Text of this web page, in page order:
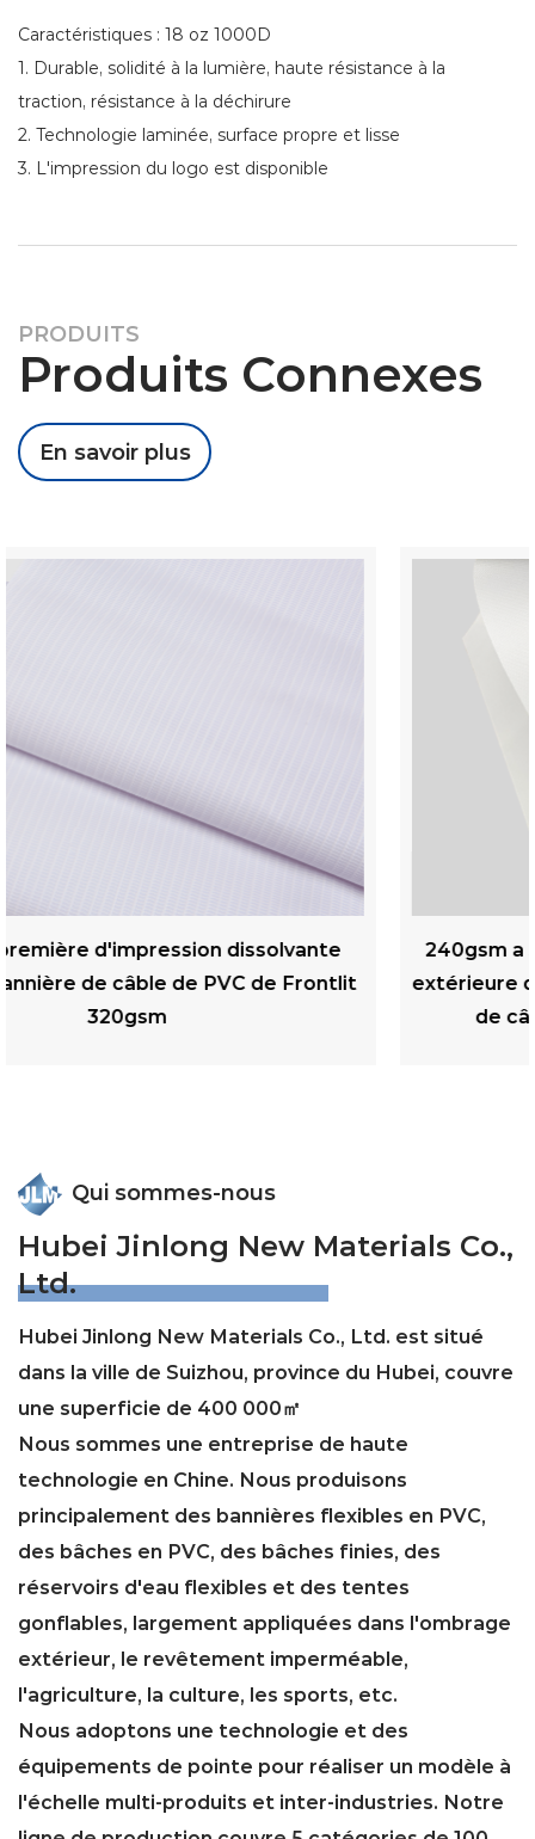
Caractéristiques : 18 oz 1000D
1. Durable, solidité à la lumière, haute résistance à la
traction, résistance à la déchirure
2. Technologie laminée, surface propre et lisse
3. L'impression du logo est disponible
PRODUITS
Produits Connexes
En savoir plus
240gsm a stratifié les matériaux de
extérieure d'impression numérique de
de câble rétro-éclairé par PVC mat
Qui sommes-nous
Hubei Jinlong New Materials Co.,
Ltd.
Hubei Jinlong New Materials Co., Ltd. est situé
dans la ville de Suizhou, province du Hubei, couvre
une superficie de 400 000㎡
Nous sommes une entreprise de haute
technologie en Chine. Nous produisons
principalement des bannières flexibles en PVC,
des bâches en PVC, des bâches finies, des
réservoirs d'eau flexibles et des tentes
gonflables, largement appliquées dans l'ombrage
extérieur, le revêtement imperméable,
l'agriculture, la culture, les sports, etc.
Nous adoptons une technologie et des
équipements de pointe pour réaliser un modèle à
l'échelle multi-produits et inter-industries. Notre